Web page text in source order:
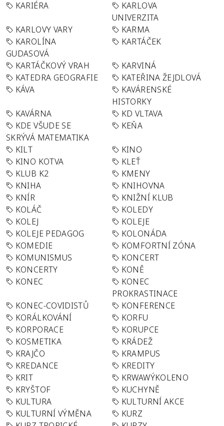
KARIÉRA
KARLOVA
UNIVERZITA
KARLOVY VARY
KARMA
KAROLÍNA
GUDASOVÁ
KARTÁČEK
KARTÁČKOVÝ VRAH
KARVINÁ
KATEDRA GEOGRAFIE
KATEŘINA ŽEJDLOVÁ
KÁVA
KAVÁRENSKÉ
HISTORKY
KAVÁRNA
KD VLTAVA
KDE VŠUDE SE
SKRÝVÁ MATEMATIKA
KEŇA
KILT
KINO
KINO KOTVA
KLEŤ
KLUB K2
KMENY
KNIHA
KNIHOVNA
KNÍR
KNIŽNÍ KLUB
KOLÁČ
KOLEDY
KOLEJ
KOLEJE
KOLEJE PEDAGOG
KOLONÁDA
KOMEDIE
KOMFORTNÍ ZÓNA
KOMUNISMUS
KONCERT
KONCERTY
KONĚ
KONEC
KONEC
PROKRASTINACE
KONEC-COVIDISTŮ
KONFERENCE
KORÁLKOVÁNÍ
KORFU
KORPORACE
KORUPCE
KOSMETIKA
KRÁDEŽ
KRAJČO
KRAMPUS
KREDANCE
KREDITY
KRIT
KRWAWÝKOLENO
KRYŠTOF
KUCHYNĚ
KULTURA
KULTURNÍ AKCE
KULTURNÍ VÝMĚNA
KURZ